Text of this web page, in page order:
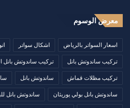
معرض الوسوم
اسعار السواتر بالرياض اشكال سواتر
تركيب ساندوتش بانل تركيب ساندوتش بانل
تركيب مظلات قماش ساندوتش بانل
ساندوتش بانل بولي يوريثان ساندوتش بانل